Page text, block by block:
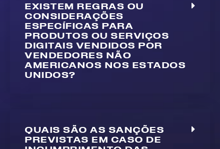
EXISTEM REGRAS OU
CONSIDERAÇÕES
ESPECÍFICAS PARA
PRODUTOS OU SERVIÇOS
DIGITAIS VENDIDOS POR
VENDEDORES NÃO
AMERICANOS NOS ESTADOS
UNIDOS?
QUAIS SÃO AS SANÇÕES
PREVISTAS EM CASO DE